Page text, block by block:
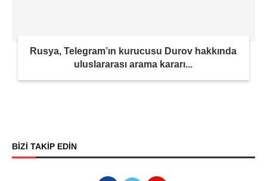
Rusya, Telegram’ın kurucusu Durov hakkında
uluslararası arama kararı...
BİZİ TAKİP EDİN